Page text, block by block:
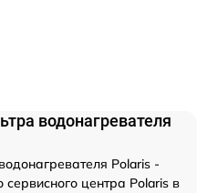
водонагревателя
Polaris -
центра Polaris в